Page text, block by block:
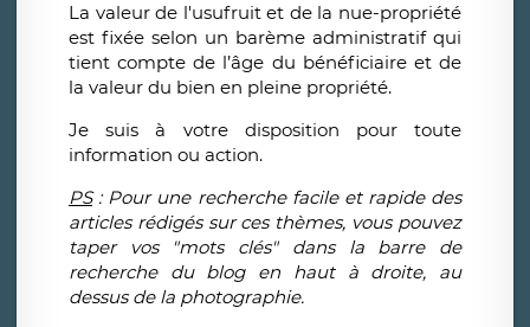
La valeur de l'usufruit et de la nue-propriété
est fixée selon un barème administratif qui
tient compte de l’âge du bénéficiaire et de
la valeur du bien en pleine propriété.
Je suis à votre disposition pour toute
information ou action.
PS: Pour une recherche facile et rapide des
articles rédigés sur ces thèmes, vous pouvez
taper vos "mots clés" dans la barre de
recherche du blog en haut à droite, au
dessus de la photographie.